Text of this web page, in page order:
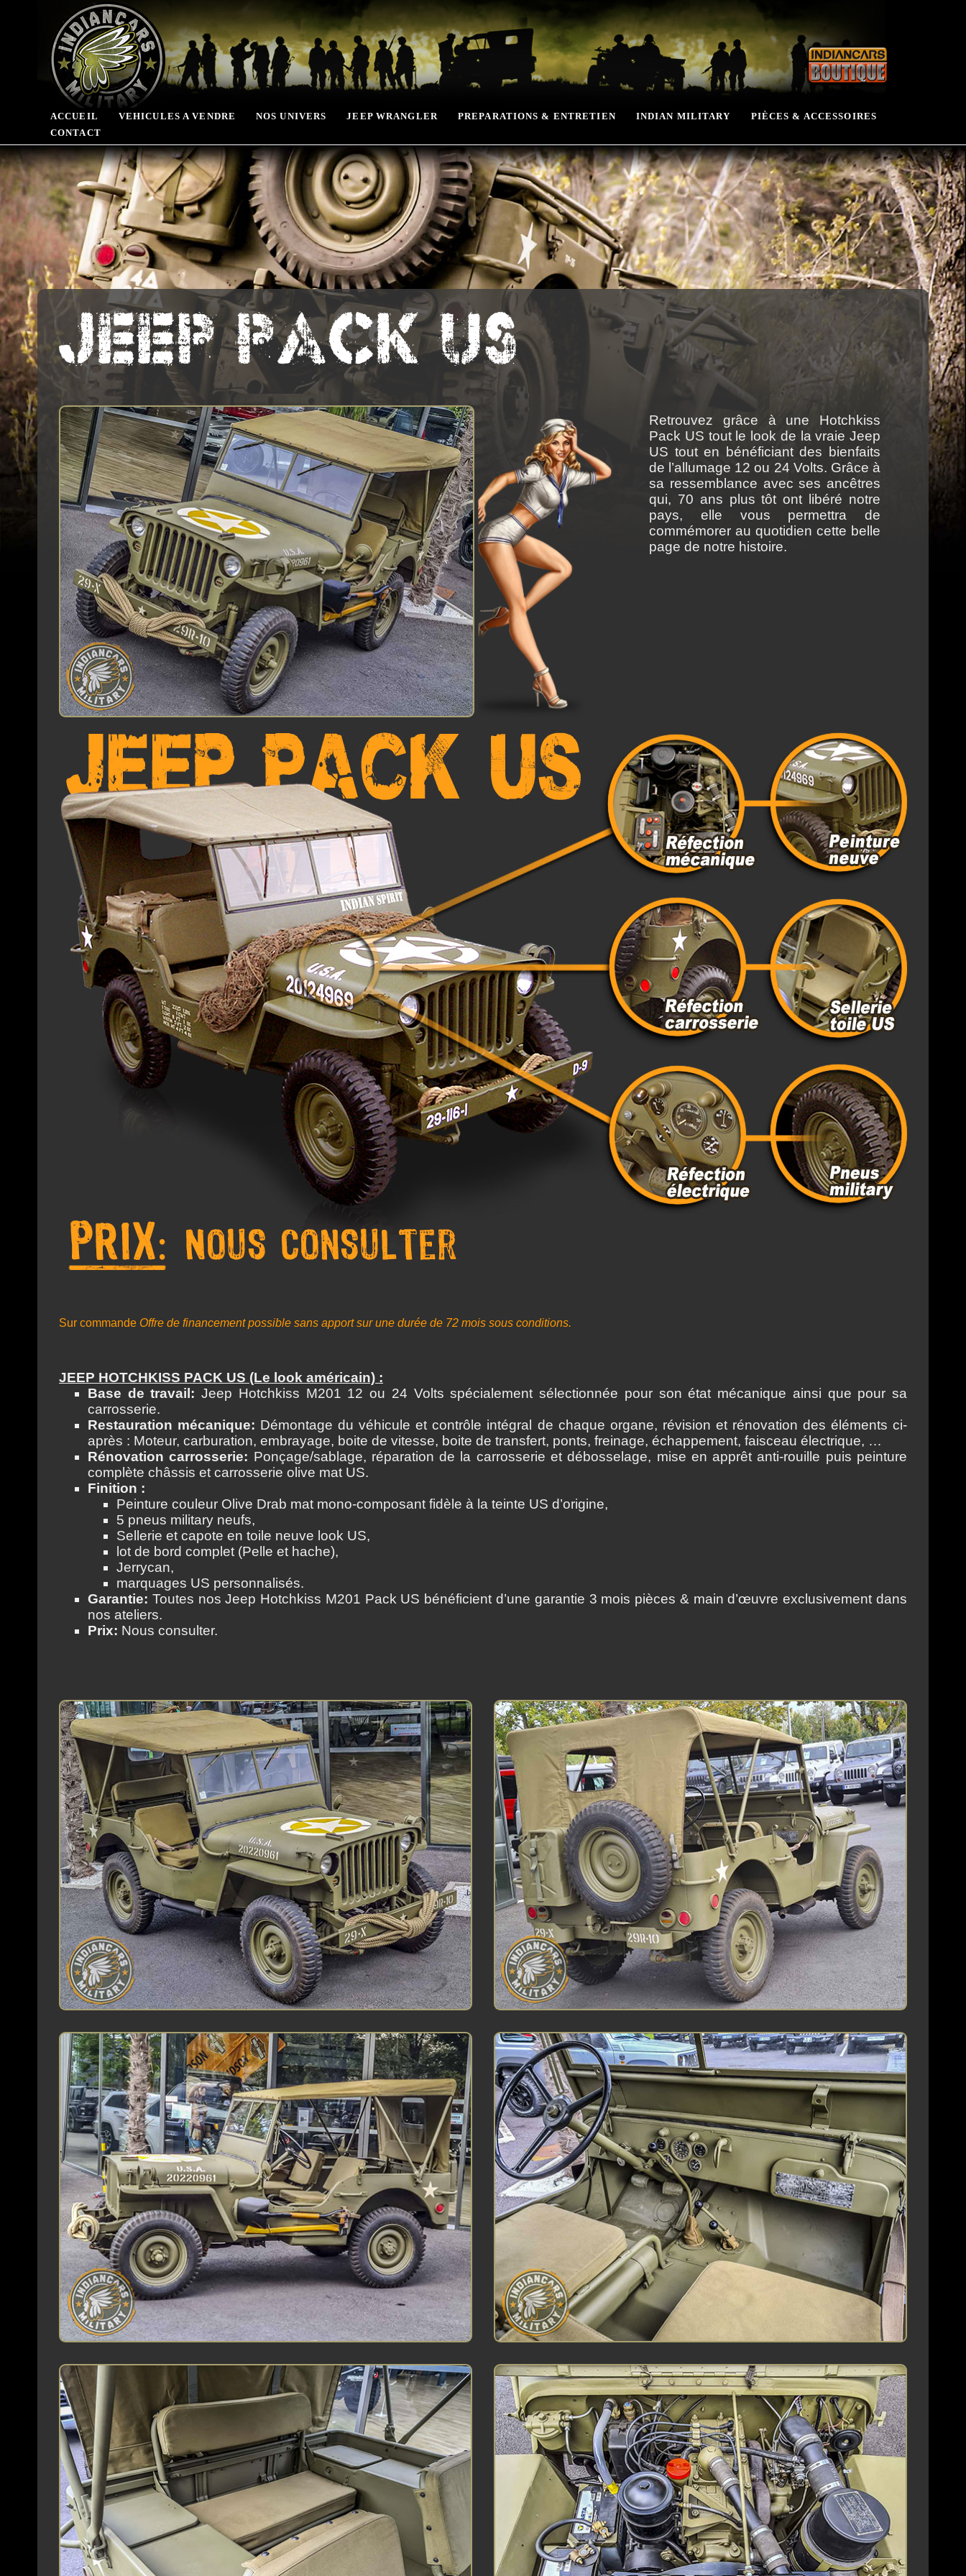
ACCUEIL VEHICULES A VENDRE NOS UNIVERS JEEP WRANGLER PREPARATIONS & ENTRETIEN INDIAN MILITARY
PIÈCES & ACCESSOIRES
CONTACT
Retrouvez grâce à une Hotchkiss
Pack US tout le look de la vraie Jeep
US tout en bénéficiant des bienfaits
de l’allumage 12 ou 24 Volts. Grâce à
sa ressemblance avec ses ancêtres
qui, 70 ans plus tôt ont libéré notre
pays, elle vous permettra de
commémorer au quotidien cette belle
page de notre histoire.
Sur commande Offre de financement possible sans apport sur une durée de 72 mois sous conditions.
JEEP HOTCHKISS PACK US (Le look américain) :
Base de travail:Jeep Hotchkiss M201 12 ou 24 Volts spécialement sélectionnée pour son état mécanique ainsi que pour sa
carrosserie.
Restauration mécanique: Démontage du véhicule et contrôle intégral de chaque organe, révision et rénovation des éléments ci-
après : Moteur, carburation, embrayage, boite de vitesse, boite de transfert, ponts, freinage, échappement, faisceau électrique, …
Rénovation carrosserie: Ponçage/sablage, réparation de la carrosserie et débosselage, mise en apprêt anti-rouille puis peinture
complète châssis et carrosserie olive mat US.
Finition :
Peinture couleur Olive Drab mat mono-composant fidèle à la teinte US d’origine,
5 pneus military neufs,
Sellerie et capote en toile neuve look US,
lot de bord complet (Pelle et hache),
Jerrycan,
marquages US personnalisés.
Garantie: Toutes nos Jeep Hotchkiss M201 Pack US bénéficient d’une garantie 3 mois pièces & main d’œuvre exclusivement dans
nos ateliers.
Prix: Nous consulter.